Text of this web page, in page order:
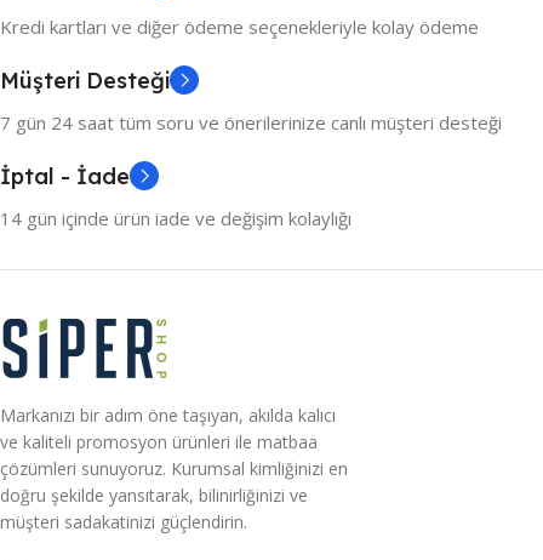
Kredi kartları ve diğer ödeme seçenekleriyle kolay ödeme
Müşteri Desteği
7 gün 24 saat tüm soru ve önerilerinize canlı müşteri desteği
İptal - İade
14 gün içinde ürün iade ve değişim kolaylığı
Markanızı bir adım öne taşıyan, akılda kalıcı
ve kaliteli promosyon ürünleri ile matbaa
çözümleri sunuyoruz. Kurumsal kimliğinizi en
doğru şekilde yansıtarak, bilinirliğinizi ve
müşteri sadakatinizi güçlendirin.